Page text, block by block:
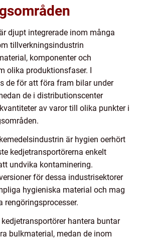
djupt integrerade inom många
tillverkningsindustrin
komponenter och
olika produktionsfaser. I
de för att föra fram bilar under
de i distributionscenter
av varor till olika punkter i
är hygien oerhört
kedjetransportörerna enkelt
undvika kontaminering.
för dessa industrisektorer
hygieniska material och mag
hantera buntar
bulkmaterial, medan de inom